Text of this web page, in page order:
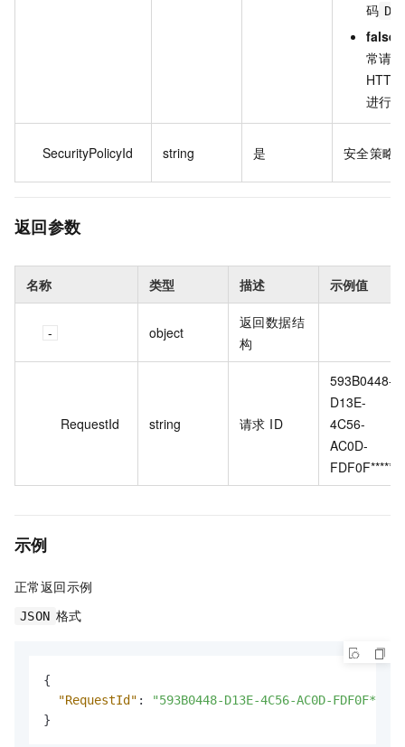
码
false
常请
HTTP
进行
SecurityPolicyId string 是 安全策略
返回参数
名称 类型 描述 示例值
object
返回数据结
构
RequestId string 请求 ID
593B0448-
D13E-
4C56-
AC0D-
FDF0F******
示例
正常返回示例
JSON 格式
{
"RequestId" :
"593B0448-D13E-4C56-AC0D-
}